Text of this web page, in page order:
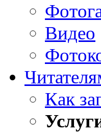
Видео
Как